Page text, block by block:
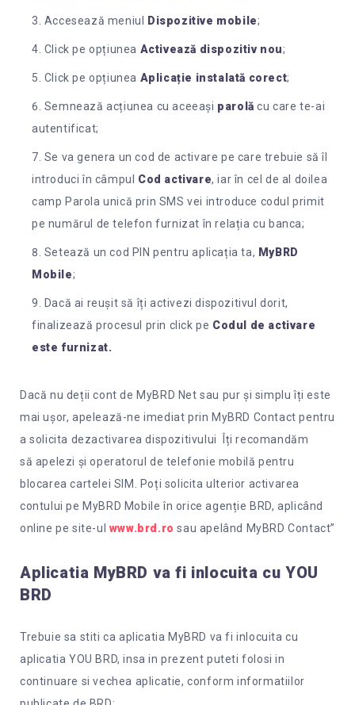
Accesează meniul Dispozitive mobile;
Click pe opțiunea Activează dispozitiv nou;
Click pe opțiunea Aplicație instalată corect;
Semnează acțiunea cu aceeași parolă cu care te-ai
autentificat;
Se va genera un cod de activare pe care trebuie să îl
introduci în câmpul Cod activare, iar în cel de al doilea
camp Parola unică prin SMS vei introduce codul primit
pe numărul de telefon furnizat în relația cu banca;
Setează un cod PIN pentru aplicația ta, MyBRD
Mobile;
Dacă ai reușit să îți activezi dispozitivul dorit,
finalizează procesul prin click pe Codul de activare
este furnizat.
Dacă nu deții cont de MyBRD Net sau pur și simplu îți este
mai ușor, apelează-ne imediat prin MyBRD Contact pentru
a solicita dezactivarea dispozitivului Îți recomandăm
să apelezi și operatorul de telefonie mobilă pentru
blocarea cartelei SIM. Poți solicita ulterior activarea
contului pe MyBRD Mobile în orice agenție BRD, aplicând
online pe site-ul www.brd.ro sau apelând MyBRD Contact”
Aplicatia MyBRD va fi inlocuita cu YOU
BRD
Trebuie sa stiti ca aplicatia MyBRD va fi inlocuita cu
aplicatia YOU BRD, insa in prezent puteti folosi in
continuare si vechea aplicatie, conform informatiilor